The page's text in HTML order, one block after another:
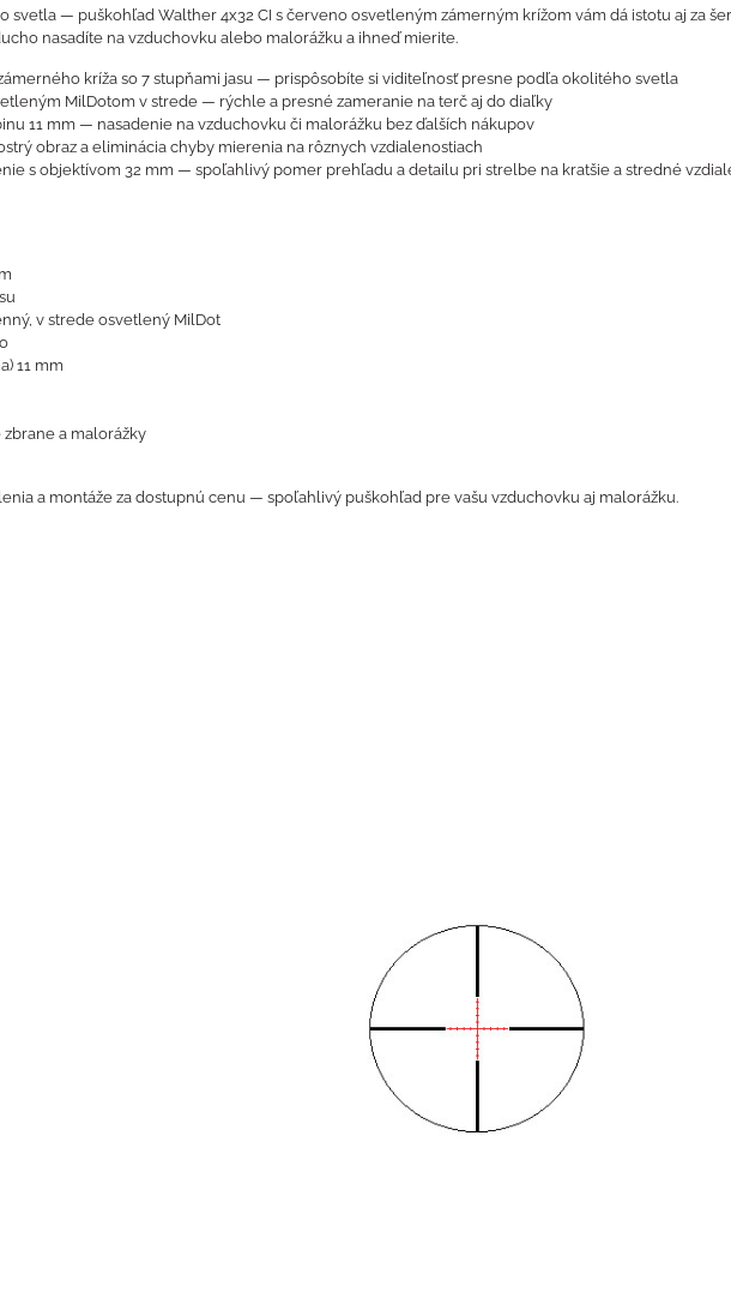
svetla — puškohľad Walther 4x32 CI s červeno osvetleným zámerným krížom vám dá istotu aj za
nasadíte na vzduchovku alebo malorážku a ihneď mierite.
kríža so 7 stupňami jasu — prispôsobíte si viditeľnosť presne podľa okolitého svetla
MilDotom v strede — rýchle a presné zameranie na terč aj do diaľky
11 mm — nasadenie na vzduchovku či malorážku bez ďalších nákupov
obraz a eliminácia chyby mierenia na rôznych vzdialenostiach
s objektívom 32 mm — spoľahlivý pomer prehľadu a detailu pri strelbe na kratšie a stredné
v strede osvetlený MilDot
11 mm
a malorážky
a montáže za dostupnú cenu — spoľahlivý puškohľad pre vašu vzduchovku aj malorážku.